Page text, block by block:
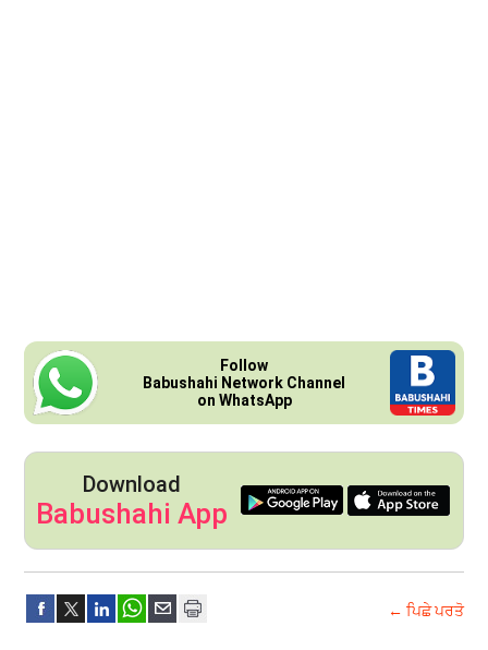
Follow
Babushahi Network Channel
on WhatsApp
Download
Babushahi App
← ਪਿਛੇ ਪਰਤੋ